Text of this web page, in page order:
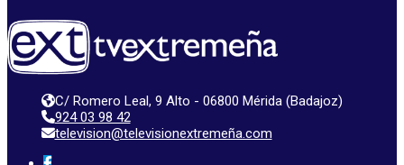
C/ Romero Leal, 9 Alto - 06800 Mérida (Badajoz)
924 03 98 42
television@televisionextremeña.com